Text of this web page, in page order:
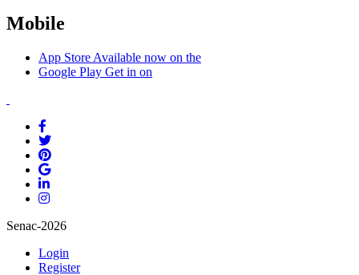
Mobile
App Store Available now on the
Google Play Get in on
Senac-2026
Login
Register